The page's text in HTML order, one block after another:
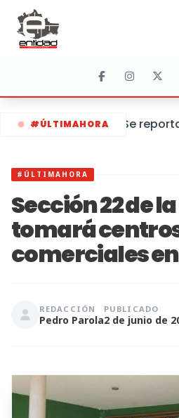
#ÚLTIMAHORA Se
#ÚLTIMAHORA
Sección 22 de la
tomará
comerciales
REDACCIÓN
Pedro Parola
PUBLICADO
2 de junio de